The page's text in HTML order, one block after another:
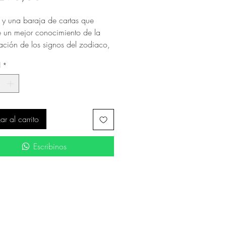
una baraja de cartas que
un mejor conocimiento de la
de los signos del zodiaco,
y femeninos, y de la
de los planetas, el sol y la luna
del zodiáco.
*
al carrito
Escribinos